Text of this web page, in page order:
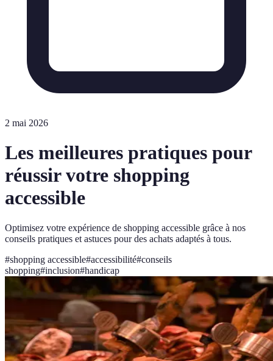
2 mai 2026
Les meilleures pratiques pour
réussir votre shopping
accessible
Optimisez votre expérience de shopping accessible grâce à nos
conseils pratiques et astuces pour des achats adaptés à tous.
#shopping accessible#accessibilité#conseils
shopping#inclusion#handicap